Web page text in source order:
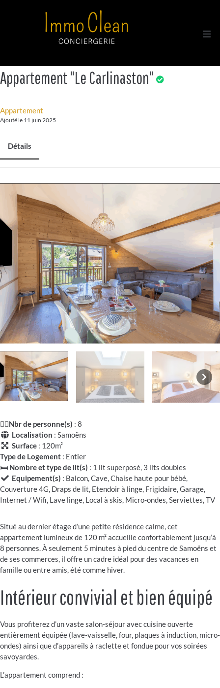
Appartement "Le Carlinaston"
Appartement
Ajouté le 11 juin 2025
Détails
🧍‍♂️Nbr de personne(s) : 8
Localisation : Samoëns
Surface: 120m²
Type de Logement : Entier
🛏️ Nombre et type de lit(s) : 1 lit superposé, 3 lits doubles
Equipement(s) : Balcon, Cave, Chaise haute pour bébé,
Couverture 4G, Draps de lit, Etendoir à linge, Frigidaire, Garage,
Internet / Wifi, Lave linge, Local à skis, Micro-ondes, Serviettes, TV
Situé au dernier étage d’une petite résidence calme, cet
appartement lumineux de 120 m² accueille confortablement jusqu’à
8 personnes. À seulement 5 minutes à pied du centre de Samoëns et
de ses commerces, il offre un cadre idéal pour des vacances en
famille ou entre amis, été comme hiver.
Intérieur convivial et bien équipé
Vous profiterez d’un vaste salon-séjour avec cuisine ouverte
entièrement équipée (lave-vaisselle, four, plaques à induction, micro-
ondes) ainsi que d’appareils à raclette et fondue pour vos soirées
savoyardes.
L’appartement comprend :